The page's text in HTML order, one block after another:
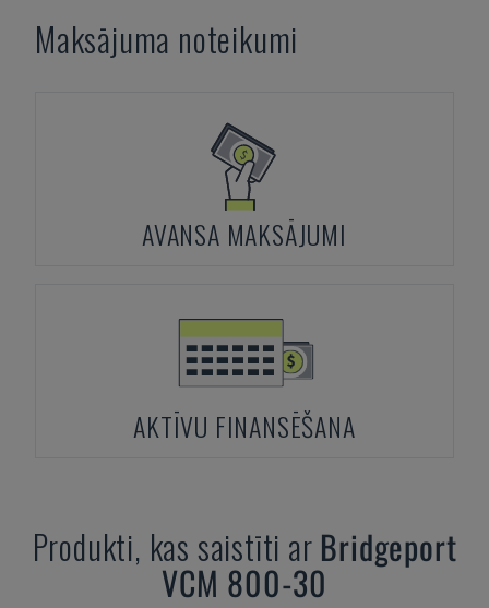
Maksājuma noteikumi
AVANSA MAKSĀJUMI
AKTĪVU FINANSĒŠANA
Produkti, kas saistīti ar Bridgeport
VCM 800-30